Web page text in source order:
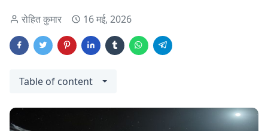
रोहित कुमार 16 मई, 2026
Table of content